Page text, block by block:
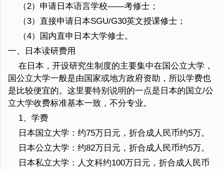
（2）申请日本语言学校——考修士；
（3）直接申请日本SGU/G30英文授课修士；
（4）国内直申日本大学修士。
一、日本读研费用
在日本，开设研究生制度的主要集中在国公立大学，
国公立大学一般是由国家或地方政府资助，所以学费也
是比较便宜的。这里要特别说明的一点是日本的国立/公
立大学收费标准基本一致，不分专业。
1、学费
日本国立大学：约75万日元，折合成人民币约5万。
日本公立大学：约82万日元，折合成人民币约5万。
日本私立大学：人文科约100万日元，折合成人民币